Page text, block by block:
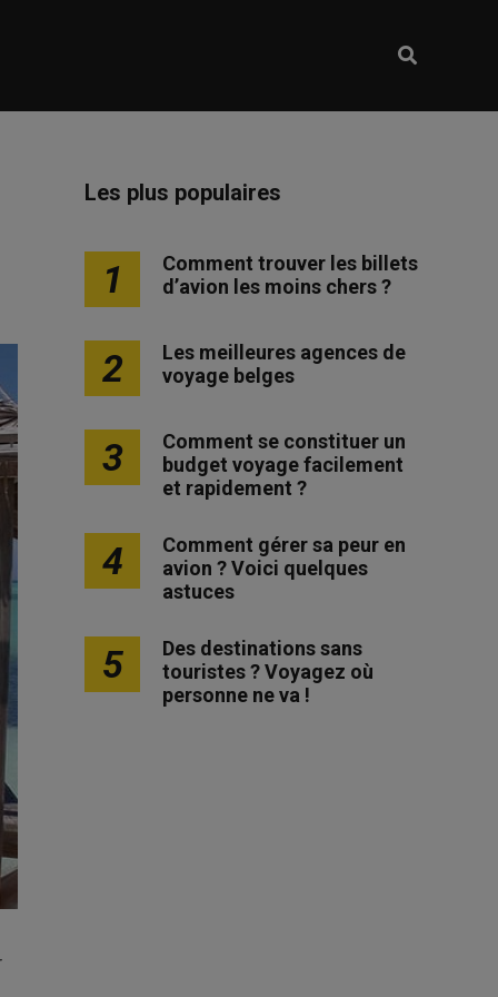
Les plus populaires
1
Comment trouver les billets
d’avion les moins chers ?
2
Les meilleures agences de
voyage belges
3
Comment se constituer un
budget voyage facilement
et rapidement ?
4
Comment gérer sa peur en
avion ? Voici quelques
astuces
5
Des destinations sans
touristes ? Voyagez où
personne ne va !